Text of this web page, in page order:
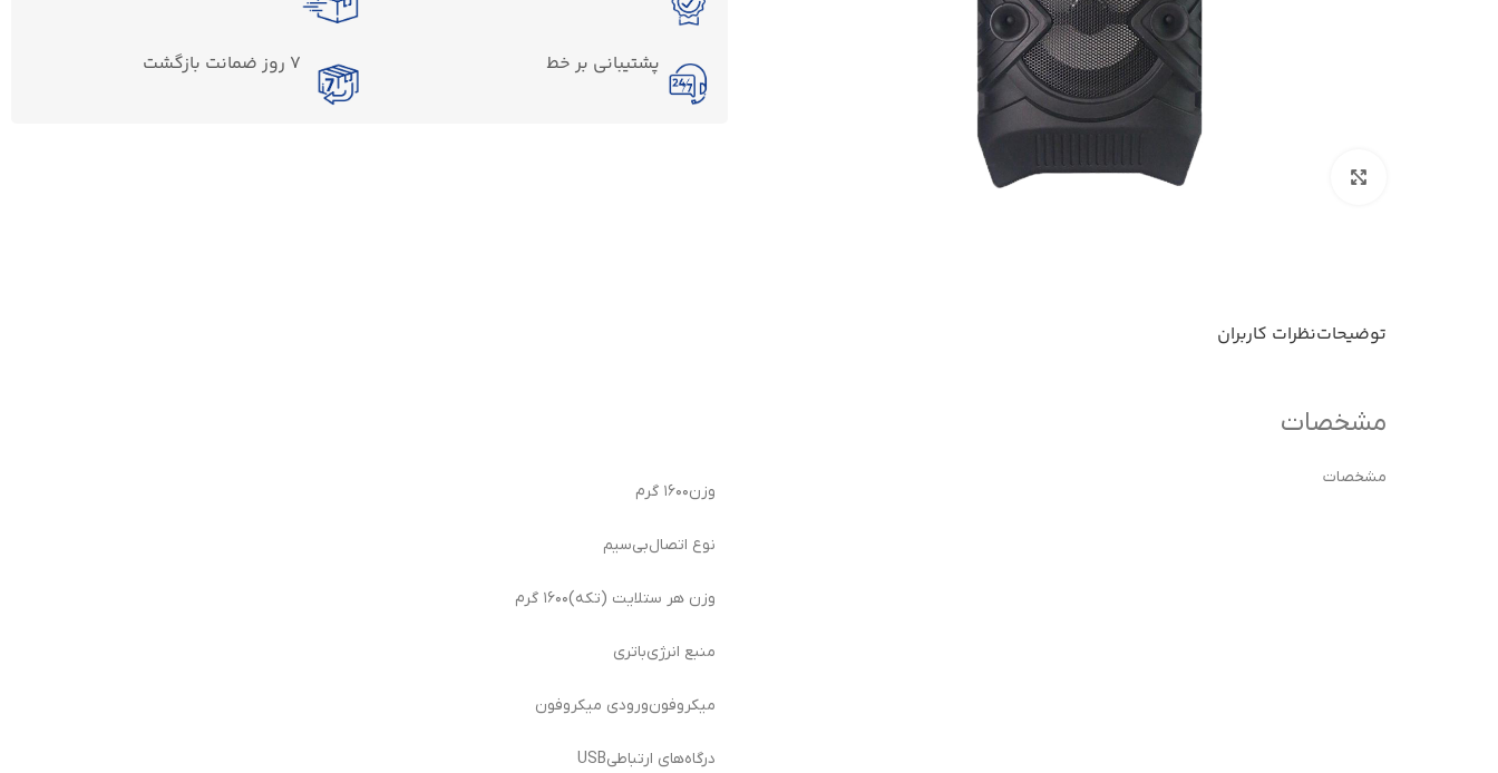
پشتیبانی بر خط 7 روز ضمانت بازگشت
توضیحاتنظرات کاربران
مشخصات
مشخصات
وزن۱۶۰۰ گرم
نوع اتصالبی‌سیم
وزن هر ستلایت (تکه)۱۶۰۰ گرم
منبع انرژیباتری
میکروفونورودی میکروفون
درگاه‌های ارتباطیUSB